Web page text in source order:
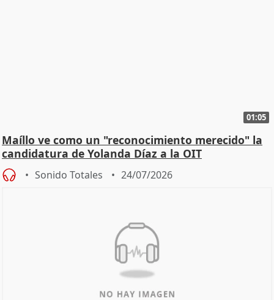
01:05
Maíllo ve como un "reconocimiento merecido" la
candidatura de Yolanda Díaz a la OIT
Sonido Totales 24/07/2026